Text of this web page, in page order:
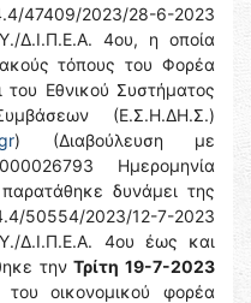
2023/28-6-2023
Δ.Ι.Π.Ε.Α. 4ου, η οποία
τόπους του Φορέα
του Εθνικού Συστήματος
(Ε.Σ.Η.ΔΗ.Σ.)
) (Διαβούλευση με
Ημερομηνία
δυνάμει της
2023/12-7-2023
Δ.Ι.Π.Ε.Α. 4ου έως και
την Τρίτη 19-7-2023
οικονομικού φορέα